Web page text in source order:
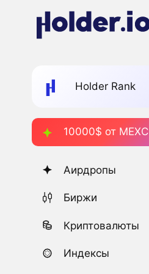
Holder Rank
10000$ от MEXC
Аирдропы
Биржи
Криптовалюты
Индексы